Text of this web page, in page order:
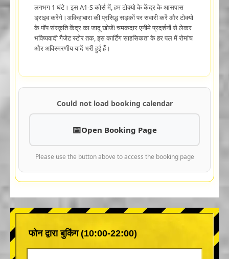
लगभग 1 घंटे। इस A1-S कोर्स में, हम टोक्यो के केंद्र के आसपास
ड्राइव करेंगे।अकिहाबारा की प्रसिद्ध सड़कों पर सवारी करें और टोक्यो
के पॉप संस्कृति केंद्र का जादू खोजें! चमकदार एनीमे प्रदर्शनों से लेकर
भविष्यवादी गैजेट स्टोर तक, इस कार्टिंग साहसिकता के हर पल में रोमांच
और अविस्मरणीय यादें भरी हुई हैं।
Could not load booking calendar
Open Booking Page
Please use the button above to access the booking page
फोन द्वारा बुकिंग (10:00-22:00)